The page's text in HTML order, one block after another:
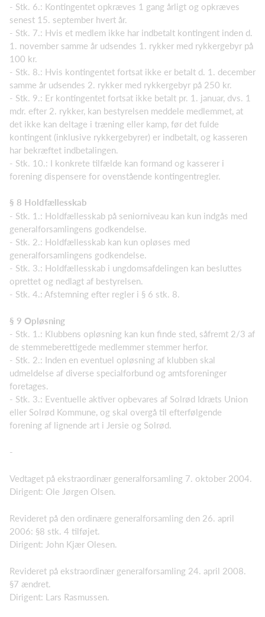
- Stk. 6.: Kontingentet opkræves 1 gang årligt og opkræves
senest 15. september hvert år.
- Stk. 7.: Hvis et medlem ikke har indbetalt kontingent inden d.
1. november samme år udsendes 1. rykker med rykkergebyr på
100 kr.
- Stk. 8.: Hvis kontingentet fortsat ikke er betalt d. 1. december
samme år udsendes 2. rykker med rykkergebyr på 250 kr.
- Stk. 9.: Er kontingentet fortsat ikke betalt pr. 1. januar, dvs. 1
mdr. efter 2. rykker, kan bestyrelsen meddele medlemmet, at
det ikke kan deltage i træning eller kamp, før det fulde
kontingent (inklusive rykkergebyrer) er indbetalt, og kasseren
har bekræftet indbetalingen.
- Stk. 10.: I konkrete tilfælde kan formand og kasserer i
forening dispensere for ovenstående kontingentregler.
§ 8 Holdfællesskab
- Stk. 1.: Holdfællesskab på seniorniveau kan kun indgås med
generalforsamlingens godkendelse.
- Stk. 2.: Holdfællesskab kan kun opløses med
generalforsamlingens godkendelse.
- Stk. 3.: Holdfællesskab i ungdomsafdelingen kan besluttes
oprettet og nedlagt af bestyrelsen.
- Stk. 4.: Afstemning efter regler i § 6 stk. 8.
§ 9 Opløsning
- Stk. 1.: Klubbens opløsning kan kun finde sted, såfremt 2/3 af
de stemmeberettigede medlemmer stemmer herfor.
- Stk. 2.: Inden en eventuel opløsning af klubben skal
udmeldelse af diverse specialforbund og amtsforeninger
foretages.
- Stk. 3.: Eventuelle aktiver opbevares af Solrød Idræts Union
eller Solrød Kommune, og skal overgå til efterfølgende
forening af lignende art i Jersie og Solrød.
-
Vedtaget på ekstraordinær generalforsamling 7. oktober 2004.
Dirigent: Ole Jørgen Olsen.
Revideret på den ordinære generalforsamling den 26. april
2006: §8 stk. 4 tilføjet.
Dirigent: John Kjær Olesen.
Revideret på ekstraordinær generalforsamling 24. april 2008.
§7 ændret.
Dirigent: Lars Rasmussen.